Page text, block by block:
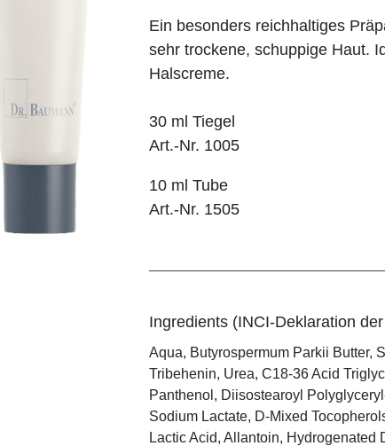
Ein besonders reichhaltiges
sehr ­trockene, schuppige Haut.
Halscreme.
30 ml Tiegel
Art.-Nr. 1005
10 ml Tube
Art.-Nr. 1505
Ingredients (INCI-Deklaration
Aqua, Butyrospermum Parkii Butter,
Tribehenin, Urea, C18-36 Acid
Panthenol, Diisostearoyl
Sodium Lactate, D-Mixed
Lactic Acid, Allantoin,